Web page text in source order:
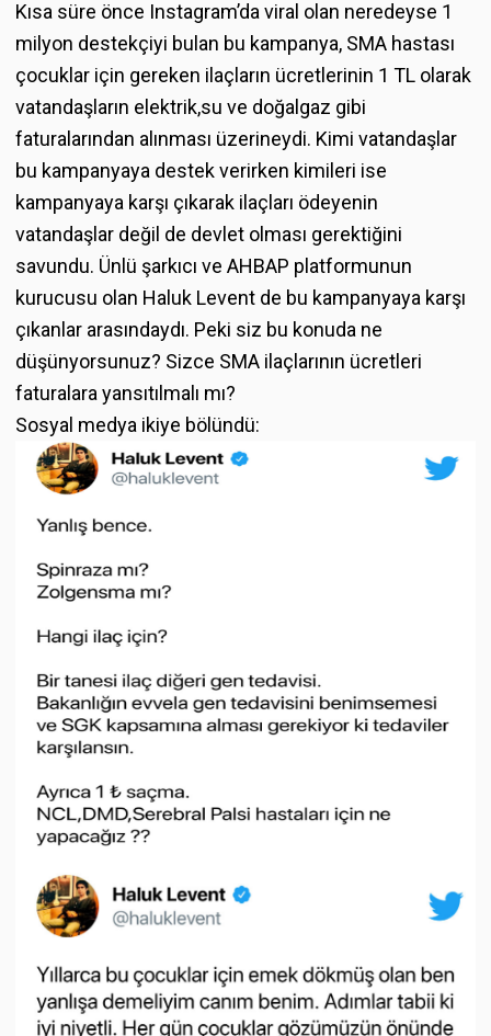
Kısa süre önce Instagram’da viral olan neredeyse 1
milyon destekçiyi bulan bu kampanya, SMA hastası
çocuklar için gereken ilaçların ücretlerinin 1 TL olarak
vatandaşların elektrik,su ve doğalgaz gibi
faturalarından alınması üzerineydi. Kimi vatandaşlar
bu kampanyaya destek verirken kimileri ise
kampanyaya karşı çıkarak ilaçları ödeyenin
vatandaşlar değil de devlet olması gerektiğini
savundu. Ünlü şarkıcı ve AHBAP platformunun
kurucusu olan Haluk Levent de bu kampanyaya karşı
çıkanlar arasındaydı. Peki siz bu konuda ne
düşünyorsunuz? Sizce SMA ilaçlarının ücretleri
faturalara yansıtılmalı mı?
Sosyal medya ikiye bölündü: